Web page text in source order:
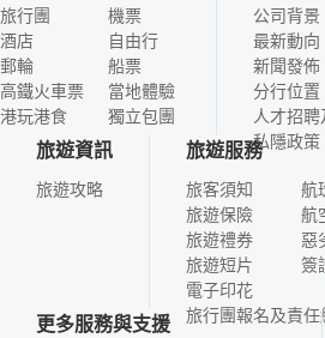
旅行團
酒店
郵輪
高鐵火車票
港玩港食
機票
自由行
船票
當地體驗
獨立包團
公司背景
最新動向
新聞發佈
分行位置
人才招
私隱政策
旅遊資訊
旅遊攻略
旅遊服務
旅客須知
旅遊保險
旅遊禮券
旅遊短片
電子印花
航
航
惡
簽
旅行團報名及責任
更多服務與支援